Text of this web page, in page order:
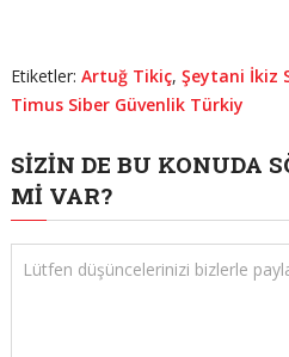
Etiketler: Artuğ Tikiç, Şeytani İkiz
Timus Siber Güvenlik Türkiy
SIZIN DE BU KONUDA
MI VAR?